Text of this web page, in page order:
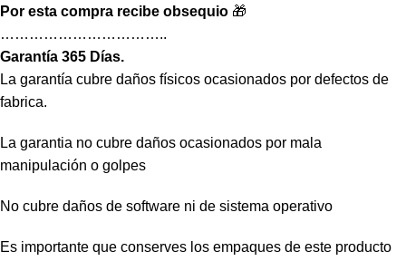
Por esta compra recibe obsequio 🎁
……………………………..
Garantía 365 Días.
La garantía cubre daños físicos ocasionados por defectos de
fabrica.
La garantia no cubre daños ocasionados por mala
manipulación o golpes
No cubre daños de software ni de sistema operativo
Es importante que conserves los empaques de este producto